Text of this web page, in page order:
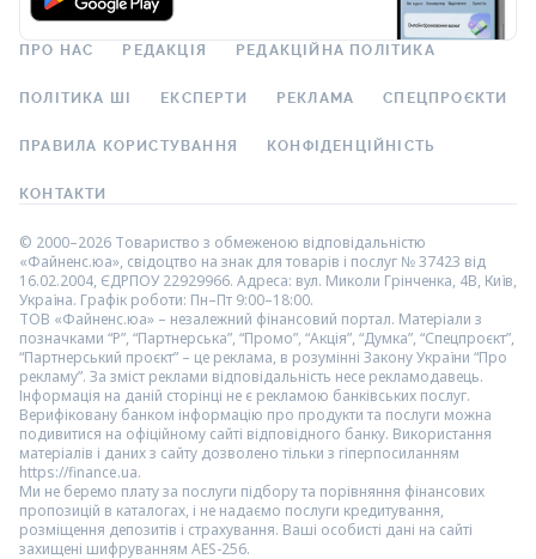
ПРО НАС РЕДАКЦІЯ РЕДАКЦІЙНА ПОЛІТИКА
ПОЛІТИКА ШІ ЕКСПЕРТИ РЕКЛАМА СПЕЦПРОЄКТИ
ПРАВИЛА КОРИСТУВАННЯ КОНФІДЕНЦІЙНІСТЬ
КОНТАКТИ
© 2000–2026 Товариство з обмеженою відповідальністю
«Файненс.юа», свідоцтво на знак для товарів і послуг № 37423 від
16.02.2004, ЄДРПОУ 22929966. Адреса: вул. Миколи Грінченка, 4В, Київ,
Україна. Графік роботи: Пн–Пт 9:00–18:00.
ТОВ «Файненс.юа» – незалежний фінансовий портал. Матеріали з
позначками “Р”, “Партнерська”, “Промо”, “Акція”, “Думка”, “Спецпроєкт”,
“Партнерський проєкт” – це реклама, в розумінні Закону України “Про
рекламу”. За зміст реклами відповідальність несе рекламодавець.
Інформація на даній сторінці не є рекламою банківських послуг.
Верифіковану банком інформацію про продукти та послуги можна
подивитися на офіційному сайті відповідного банку. Використання
матеріалів і даних з сайту дозволено тільки з гіперпосиланням
https://finance.ua.
Ми не беремо плату за послуги підбору та порівняння фінансових
пропозицій в каталогах, і не надаємо послуги кредитування,
розміщення депозитів і страхування. Ваші особисті дані на сайті
захищені шифруванням AES-256.